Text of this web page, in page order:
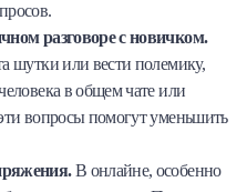
разговоре с новичком.
шутки или вести полемику,
в общем чате или
вопросы помогут уменьшить
В онлайне, особенно